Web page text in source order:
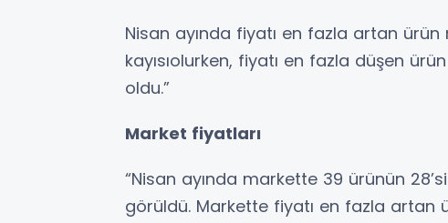
Nisan ayında fiyatı en fazla artan
kayısıolurken, fiyatı en fazla düşen
oldu.”
Market fiyatları
“Nisan ayında markette 39 ürünün
görüldü. Markette fiyatı en fazla artan